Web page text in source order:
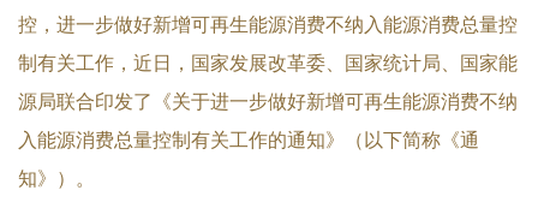
控，进一步做好新增可再生能源消费不纳入能源消费总量控
制有关工作，近日，国家发展改革委、国家统计局、国家能
源局联合印发了《关于进一步做好新增可再生能源消费不纳
入能源消费总量控制有关工作的通知》（以下简称《通
知》）。